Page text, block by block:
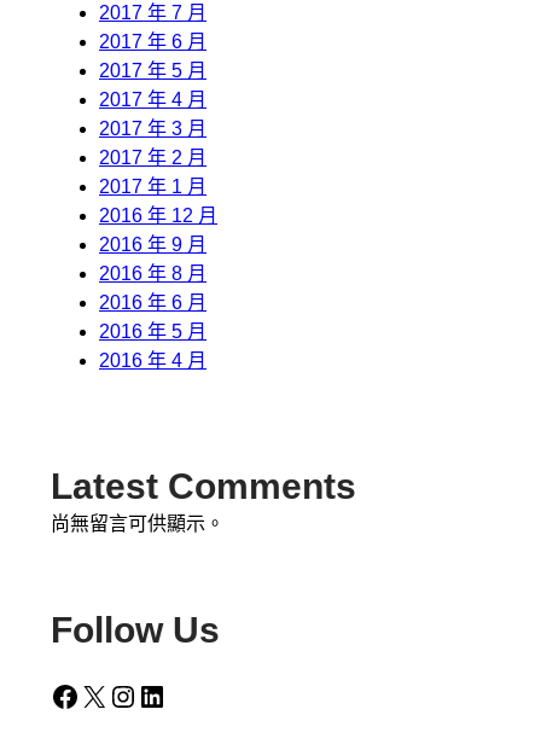
2017 年 7 月
2017 年 6 月
2017 年 5 月
2017 年 4 月
2017 年 3 月
2017 年 2 月
2017 年 1 月
2016 年 12 月
2016 年 9 月
2016 年 8 月
2016 年 6 月
2016 年 5 月
2016 年 4 月
Latest Comments
尚無留言可供顯示。
Follow Us
Facebook X Instagram LinkedIn